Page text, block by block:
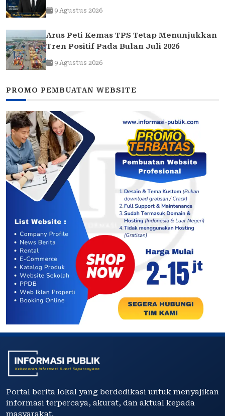
“Atensi Bulanan” Rokok Ilegal
9 Agustus 2026
Arus Peti Kemas TPS Tetap Menunjukkan
Tren Positif Pada Bulan Juli 2026
9 Agustus 2026
PROMO PEMBUATAN WEBSITE
Portal berita lokal yang berdedikasi untuk menyajikan
informasi terpercaya, akurat, dan aktual kepada
masyarakat.